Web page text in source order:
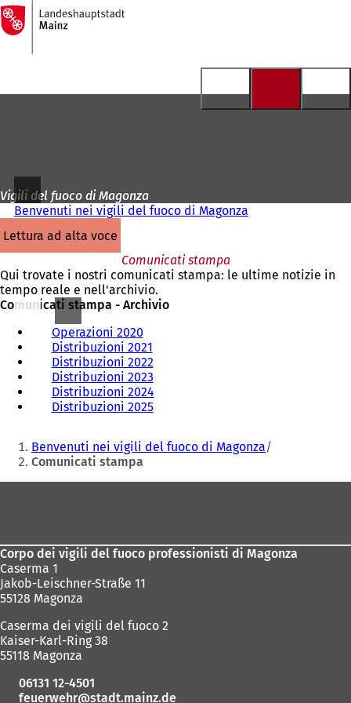
Vai al contenuto
Alla
pagina
iniziale
Vigili del fuoco di Magonza
Benvenuti nei vigili del fuoco di Magonza
lettura ad alta voce
Comunicati stampa
Qui trovate i nostri comunicati stampa: le ultime notizie in
tempo reale e nell'archivio.
Comunicati stampa - Archivio
Operazioni 2020
Distribuzioni 2021
Distribuzioni 2022
Distribuzioni 2023
Distribuzioni 2024
Distribuzioni 2025
Siete
qui:
Benvenuti nei vigili del fuoco di Magonza
Comunicati stampa
Corpo dei vigili del fuoco professionisti di Magonza
Caserma 1
Jakob-Leischner-Straße 11
55128 Magonza
Caserma dei vigili del fuoco 2
Kaiser-Karl-Ring 38
55118 Magonza
06131 12-4501
feuerwehr
stadt.mainz de